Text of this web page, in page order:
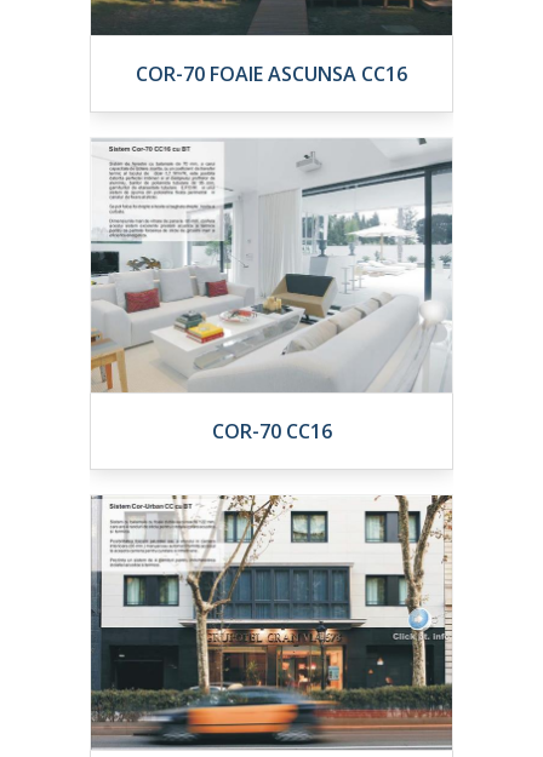
COR-70 FOAIE ASCUNSA CC16
COR-70 CC16